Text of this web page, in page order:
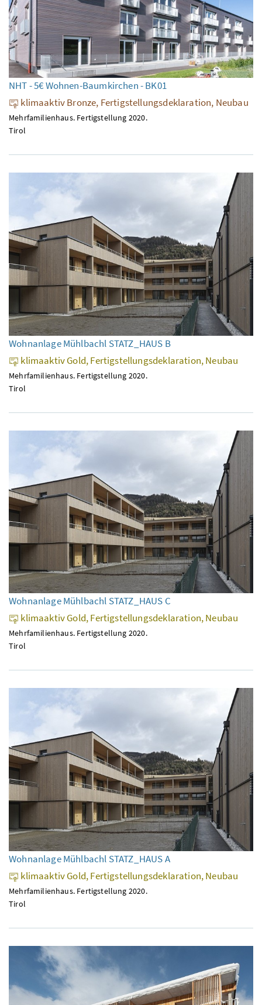
NHT - 5€ Wohnen-Baumkirchen - BK01
klimaaktiv Bronze, Fertigstellungsdeklaration, Neubau
Mehrfamilienhaus. Fertigstellung 2020.
Tirol
Wohnanlage Mühlbachl STATZ_HAUS B
klimaaktiv Gold, Fertigstellungsdeklaration, Neubau
Mehrfamilienhaus. Fertigstellung 2020.
Tirol
Wohnanlage Mühlbachl STATZ_HAUS C
klimaaktiv Gold, Fertigstellungsdeklaration, Neubau
Mehrfamilienhaus. Fertigstellung 2020.
Tirol
Wohnanlage Mühlbachl STATZ_HAUS A
klimaaktiv Gold, Fertigstellungsdeklaration, Neubau
Mehrfamilienhaus. Fertigstellung 2020.
Tirol